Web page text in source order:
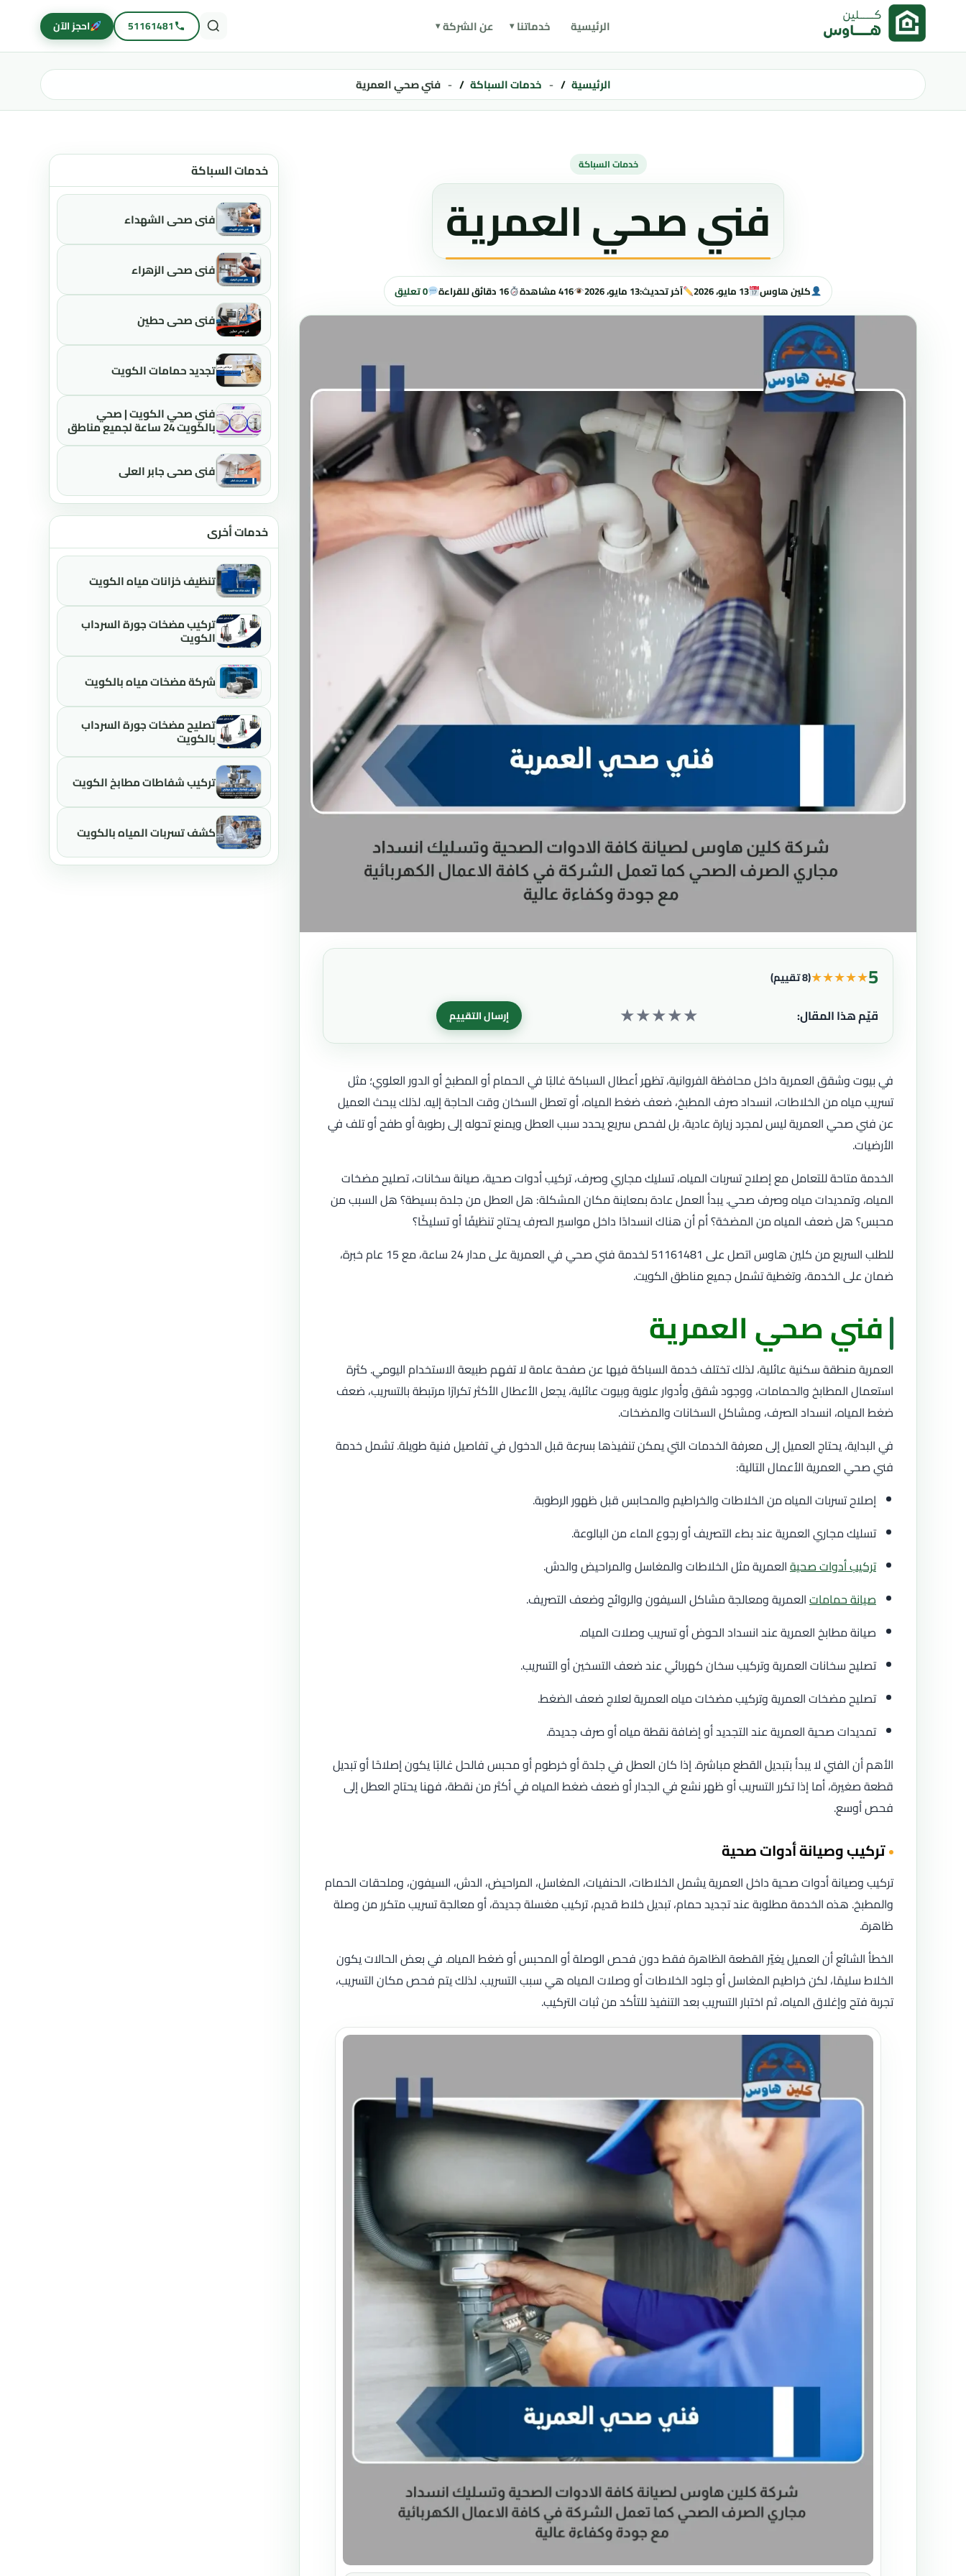
تخطى إلى المحتوى
الرئيسية خدماتنا عن الشركة 51161481 احجز الآن
الرئيسية خدمات السباكة فني صحي العمرية
خدمات السباكة
فني صحي الشهداء
فني صحي الزهراء
فني صحي حطين
تجديد حمامات الكويت
فني صحي الكويت | صحي
بالكويت 24 ساعة لجميع مناطق
الكويت
فني صحي جابر العلي
خدمات أخرى
تنظيف خزانات مياه الكويت
تركيب مضخات جورة السرداب
الكويت
شركة مضخات مياه بالكويت
تصليح مضخات جورة السرداب
بالكويت
تركيب شفاطات مطابخ الكويت
كشف تسربات المياه بالكويت
خدمات السباكة
فني صحي العمرية
كلين هاوس 13 مايو، 2026 آخر تحديث:13 مايو، 2026 416 مشاهدة 16 دقائق للقراءة 0 تعليق
5
★
★
★
★
★(8 تقييم)
قيّم هذا المقال: ★
★
★
★
★ إرسال التقييم
في بيوت وشقق العمرية داخل محافظة الفروانية، تظهر أعطال السباكة غالبًا في الحمام أو المطبخ أو الدور العلوي؛ مثل
تسريب مياه من الخلاطات، انسداد صرف المطبخ، ضعف ضغط المياه، أو تعطل السخان وقت الحاجة إليه. لذلك يبحث العميل
عن فني صحي العمرية ليس لمجرد زيارة عادية، بل لفحص سريع يحدد سبب العطل ويمنع تحوله إلى رطوبة أو طفح أو تلف في
الأرضيات.
الخدمة متاحة للتعامل مع إصلاح تسربات المياه، تسليك مجاري وصرف، تركيب أدوات صحية، صيانة سخانات، تصليح مضخات
المياه، وتمديدات مياه وصرف صحي. يبدأ العمل عادة بمعاينة مكان المشكلة: هل العطل من جلدة بسيطة؟ هل السبب من
محبس؟ هل ضعف المياه من المضخة؟ أم أن هناك انسدادًا داخل مواسير الصرف يحتاج تنظيفًا أو تسليكًا؟
للطلب السريع من كلين هاوس اتصل على 51161481 لخدمة فني صحي في العمرية على مدار 24 ساعة، مع 15 عام خبرة،
ضمان على الخدمة، وتغطية تشمل جميع مناطق الكويت.
فني صحي العمرية
العمرية منطقة سكنية عائلية، لذلك تختلف خدمة السباكة فيها عن صفحة عامة لا تفهم طبيعة الاستخدام اليومي. كثرة
استعمال المطابخ والحمامات، ووجود شقق وأدوار علوية وبيوت عائلية، يجعل الأعطال الأكثر تكرارًا مرتبطة بالتسريب، ضعف
ضغط المياه، انسداد الصرف، ومشاكل السخانات والمضخات.
في البداية، يحتاج العميل إلى معرفة الخدمات التي يمكن تنفيذها بسرعة قبل الدخول في تفاصيل فنية طويلة. تشمل خدمة
فني صحي العمرية الأعمال التالية:
إصلاح تسربات المياه من الخلاطات والخراطيم والمحابس قبل ظهور الرطوبة.
تسليك مجاري العمرية عند بطء التصريف أو رجوع الماء من البالوعة.
تركيب أدوات صحيةالعمرية مثل الخلاطات والمغاسل والمراحيض والدش.
صيانة حماماتالعمرية ومعالجة مشاكل السيفون والروائح وضعف التصريف.
صيانة مطابخ العمرية عند انسداد الحوض أو تسريب وصلات المياه.
تصليح سخانات العمرية وتركيب سخان كهربائي عند ضعف التسخين أو التسريب.
تصليح مضخات العمرية وتركيب مضخات مياه العمرية لعلاج ضعف الضغط.
تمديدات صحية العمرية عند التجديد أو إضافة نقطة مياه أو صرف جديدة.
الأهم أن الفني لا يبدأ بتبديل القطع مباشرة. إذا كان العطل في جلدة أو خرطوم أو محبس فالحل غالبًا يكون إصلاحًا أو تبديل
قطعة صغيرة، أما إذا تكرر التسريب أو ظهر نشع في الجدار أو ضعف ضغط المياه في أكثر من نقطة، فهنا يحتاج العطل إلى
فحص أوسع.
تركيب وصيانة أدوات صحية
تركيب وصيانة أدوات صحية داخل العمرية يشمل الخلاطات، الحنفيات، المغاسل، المراحيض، الدش، السيفون، وملحقات الحمام
والمطبخ. هذه الخدمة مطلوبة عند تجديد حمام، تبديل خلاط قديم، تركيب مغسلة جديدة، أو معالجة تسريب متكرر من وصلة
ظاهرة.
الخطأ الشائع أن العميل يغيّر القطعة الظاهرة فقط دون فحص الوصلة أو المحبس أو ضغط المياه. في بعض الحالات يكون
الخلاط سليمًا، لكن خراطيم المغاسل أو جلود الخلاطات أو وصلات المياه هي سبب التسريب. لذلك يتم فحص مكان التسريب،
تجربة فتح وإغلاق المياه، ثم اختبار التسريب بعد التنفيذ للتأكد من ثبات التركيب.